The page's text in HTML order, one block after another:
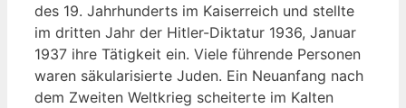
des 19. Jahr­hun­derts im Kai­ser­reich und stell­te
im drit­ten Jahr der Hit­ler-Dik­ta­tur 1936, Janu­ar
1937 ihre Tätig­keit ein. Vie­le füh­ren­de Per­so­nen
waren säku­la­ri­sier­te Juden. Ein Neu­an­fang nach
dem Zwei­ten Welt­krieg schei­ter­te im Kal­ten